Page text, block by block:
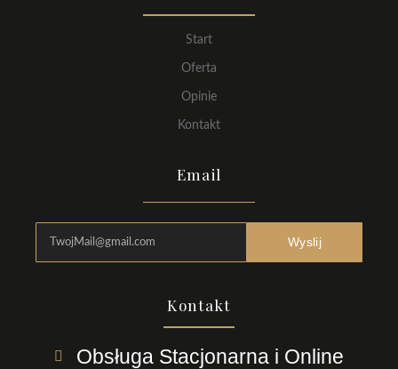
Start
Oferta
Opinie
Kontakt
Email
Wyslij
Kontakt
Obsługa Stacjonarna i Online